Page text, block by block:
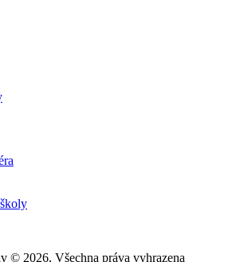
© 2026, Všechna práva vyhrazena